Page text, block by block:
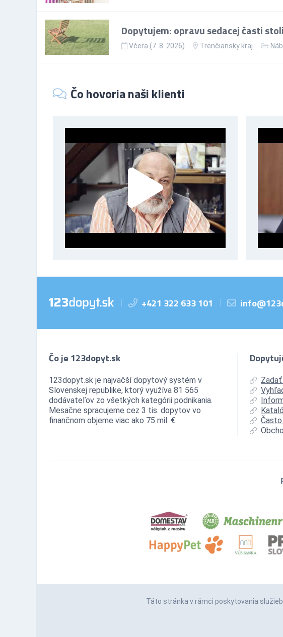
Dopytujem: opravu sedacej časti
Včera (7. 8. 2026) Trenčiansky kraj
Čo hovoria naši klienti
+421 322 633 101
Čo je 123dopyt.sk
123dopyt.sk je najväčší dopytový systém v
Slovenskej republike, ktorý využíva 81 565
dodávateľov zo všetkých kategórii podnikania.
Mesačne spracujeme cez 3 tis. dopytov vo
finančnom objeme viac ako 75 mil. €.
Táto stránka v rámci poskytovania služieb